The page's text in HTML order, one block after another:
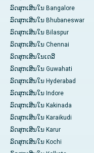
ລົດສຸກເສີນໃນ Bangalore
ລົດສຸກເສີນໃນ Bhubaneswar
ລົດສຸກເສີນໃນ Bilaspur
ລົດສຸກເສີນໃນ Chennai
ລົດສຸກເສີນໃນເດລີ
ລົດສຸກເສີນໃນ Guwahati
ລົດສຸກເສີນໃນ Hyderabad
ລົດສຸກເສີນໃນ Indore
ລົດສຸກເສີນໃນ Kakinada
ລົດສຸກເສີນໃນ Karaikudi
ລົດສຸກເສີນໃນ Karur
ລົດສຸກເສີນໃນ Kochi